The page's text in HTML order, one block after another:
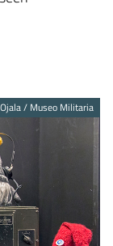
/ Museo Militaria